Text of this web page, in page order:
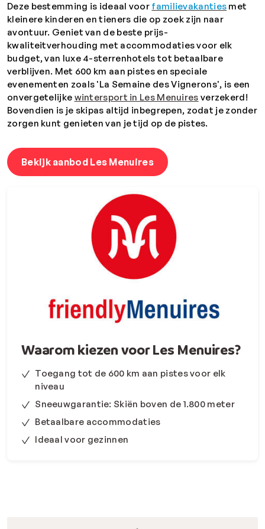
Deze bestemming is ideaal voor familievakanties met
kleinere kinderen en tieners die op zoek zijn naar
avontuur. Geniet van de beste prijs-
kwaliteitverhouding met accommodaties voor elk
budget, van luxe 4-sterrenhotels tot betaalbare
verblijven. Met 600 km aan pistes en speciale
evenementen zoals 'La Semaine des Vignerons', is een
onvergetelijke wintersport in Les Menuires verzekerd!
Bovendien is je skipas altijd inbegrepen, zodat je zonder
zorgen kunt genieten van je tijd op de pistes.
Bekijk aanbod Les Menuires
Waarom kiezen voor Les Menuires?
Toegang tot de 600 km aan pistes voor elk
niveau
Sneeuwgarantie: Skiën boven de 1.800 meter
Betaalbare accommodaties
Ideaal voor gezinnen